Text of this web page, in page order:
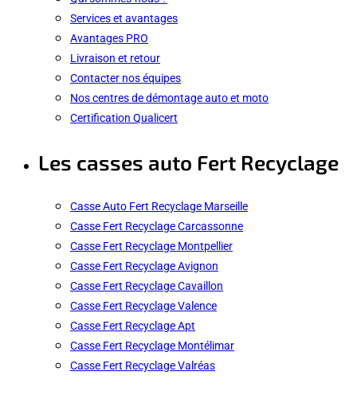
Services et avantages
Avantages PRO
Livraison et retour
Contacter nos équipes
Nos centres de démontage auto et moto
Certification Qualicert
Les casses auto Fert Recyclage
Casse Auto Fert Recyclage Marseille
Casse Fert Recyclage Carcassonne
Casse Fert Recyclage Montpellier
Casse Fert Recyclage Avignon
Casse Fert Recyclage Cavaillon
Casse Fert Recyclage Valence
Casse Fert Recyclage Apt
Casse Fert Recyclage Montélimar
Casse Fert Recyclage Valréas